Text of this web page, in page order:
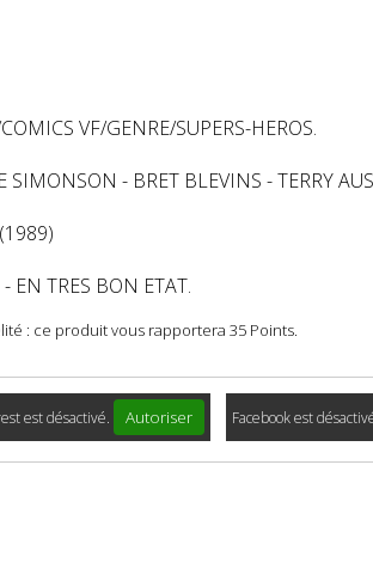
VF/GENRE/SUPERS-HEROS.
SIMONSON - BRET BLEVINS - TERRY
EN TRES BON ETAT.
: ce produit vous rapportera35 Points.
est désactivé. Autoriser Facebook est